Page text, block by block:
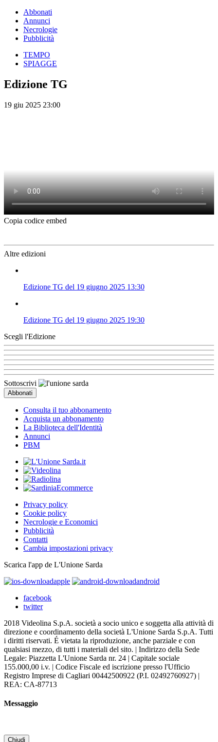
Abbonati
Annunci
Necrologie
Pubblicità
TEMPO
SPIAGGE
Edizione TG
19 giu 2025 23:00
Copia codice embed
Altre edizioni
Edizione TG del 19 giugno 2025 13:30
Edizione TG del 19 giugno 2025 19:30
Scegli l'Edizione
Sottoscrivi
Consulta il tuo abbonamento
Acquista un abbonamento
La Biblioteca dell'Identità
Annunci
PBM
Privacy policy
Cookie policy
Necrologie e Economici
Pubblicità
Contatti
Cambia impostazioni privacy
Scarica l'app de L'Unione Sarda
apple
android
facebook
twitter
2018 Videolina S.p.A. società a socio unico e soggetta alla attività di
direzione e coordinamento della società L'Unione Sarda S.p.A. Tutti
i diritti riservati. É vietata la riproduzione, anche parziale e con
qualsiasi mezzo, di tutti i materiali del sito. | Indirizzo della Sede
Legale: Piazzetta L'Unione Sarda nr. 24 | Capitale sociale
155.000,00 i.v. | Codice Fiscale ed iscrizione presso l'Ufficio
Registro Imprese di Cagliari 00442500922 (P.I. 02492760927) |
REA: CA-87713
Messaggio
Chiudi